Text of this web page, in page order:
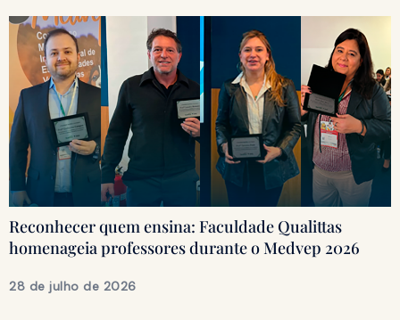
Reconhecer quem ensina: Faculdade Qualittas
homenageia professores durante o Medvep 2026
28 de julho de 2026